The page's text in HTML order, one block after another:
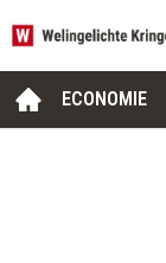
ECONOMIE